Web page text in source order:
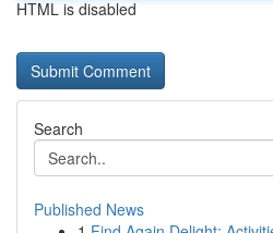
HTML is disabled
Search
Published News